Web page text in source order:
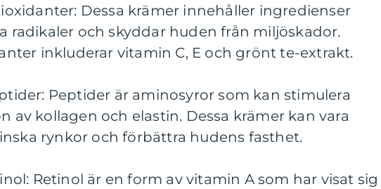
Dessa krämer innehåller ingredienser
radikaler och skyddar huden från miljöskador.
inkluderar vitamin C, E och grönt te-extrakt.
Peptider är aminosyror som kan stimulera
av kollagen och elastin. Dessa krämer kan vara
rynkor och förbättra hudens fasthet.
Retinol är en form av vitamin A som har visat sig